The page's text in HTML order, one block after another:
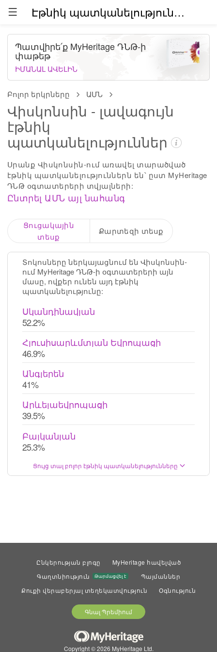
Էթնիկ պատկանելություններն աշխարհում (բետա)
Բոլոր երկրները ԱՄՆ
Վիսկոնսին - լավագույն
էթնիկ
պատկանելություններ
Սրանք Վիսկոնսին-ում առավել տարածված
էթնիկ պատկանելություններն են՝ ըստ MyHeritage
ԴՆԹ օգտատերերի տվյալների:
Ընտրել ԱՄՆ այլ նահանգ
Պատվիրե՛ք MyHeritage ԴՆԹ-ի
փաթեթ
ԻՄԱՆԱԼ ԱՎԵԼԻՆ
Ցուցակային
տեսք
Քարտեզի տեսք
Տոկոսները ներկայացնում են Վիսկոնսին-
ում MyHeritage ԴՆԹ-ի օգտատերերի այն
մասը, ովքեր ունեն այդ էթնիկ
պատկանելությունը:
Սկանդինավյան
52.2%
Հյուսիսարևմտյան Եվրոպացի
46.9%
Անգլերեն
41%
Արևելաեվրոպացի
39.5%
Բալկանյան
25.3%
Ցույց տալ բոլոր էթնիկ պատկանելությունները
Ընկերության բլոգը
MyHeritage հավելված
Գաղտնիություն
Թարմացվել է
Պայմաններ
Քուքի վերաբերյալ տեղեկատվություն
Օգնություն
Գնալ Պրեմիում
Copyright © 2026 MyHeritage Ltd.